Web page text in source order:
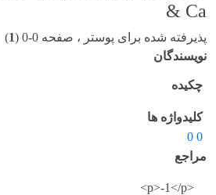
& Ca
پذیرفته شده برای پوستر ، صفحه 0-0 ( 1
)
نویسندگان
چکیده
کلیدواژه ها
0 0
مراجع
<p>-1</p>